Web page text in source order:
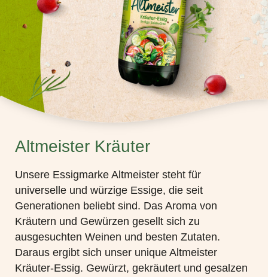
Altmeister Kräuter
Unsere Essigmarke Altmeister steht für
universelle und würzige Essige, die seit
Generationen beliebt sind. Das Aroma von
Kräutern und Gewürzen gesellt sich zu
ausgesuchten Weinen und besten Zutaten.
Daraus ergibt sich unser unique Altmeister
Kräuter-Essig. Gewürzt, gekräutert und gesalzen